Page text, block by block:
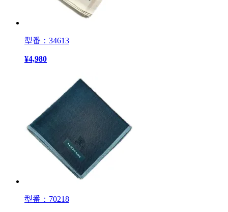
型番：34613
¥4,980
型番：70218